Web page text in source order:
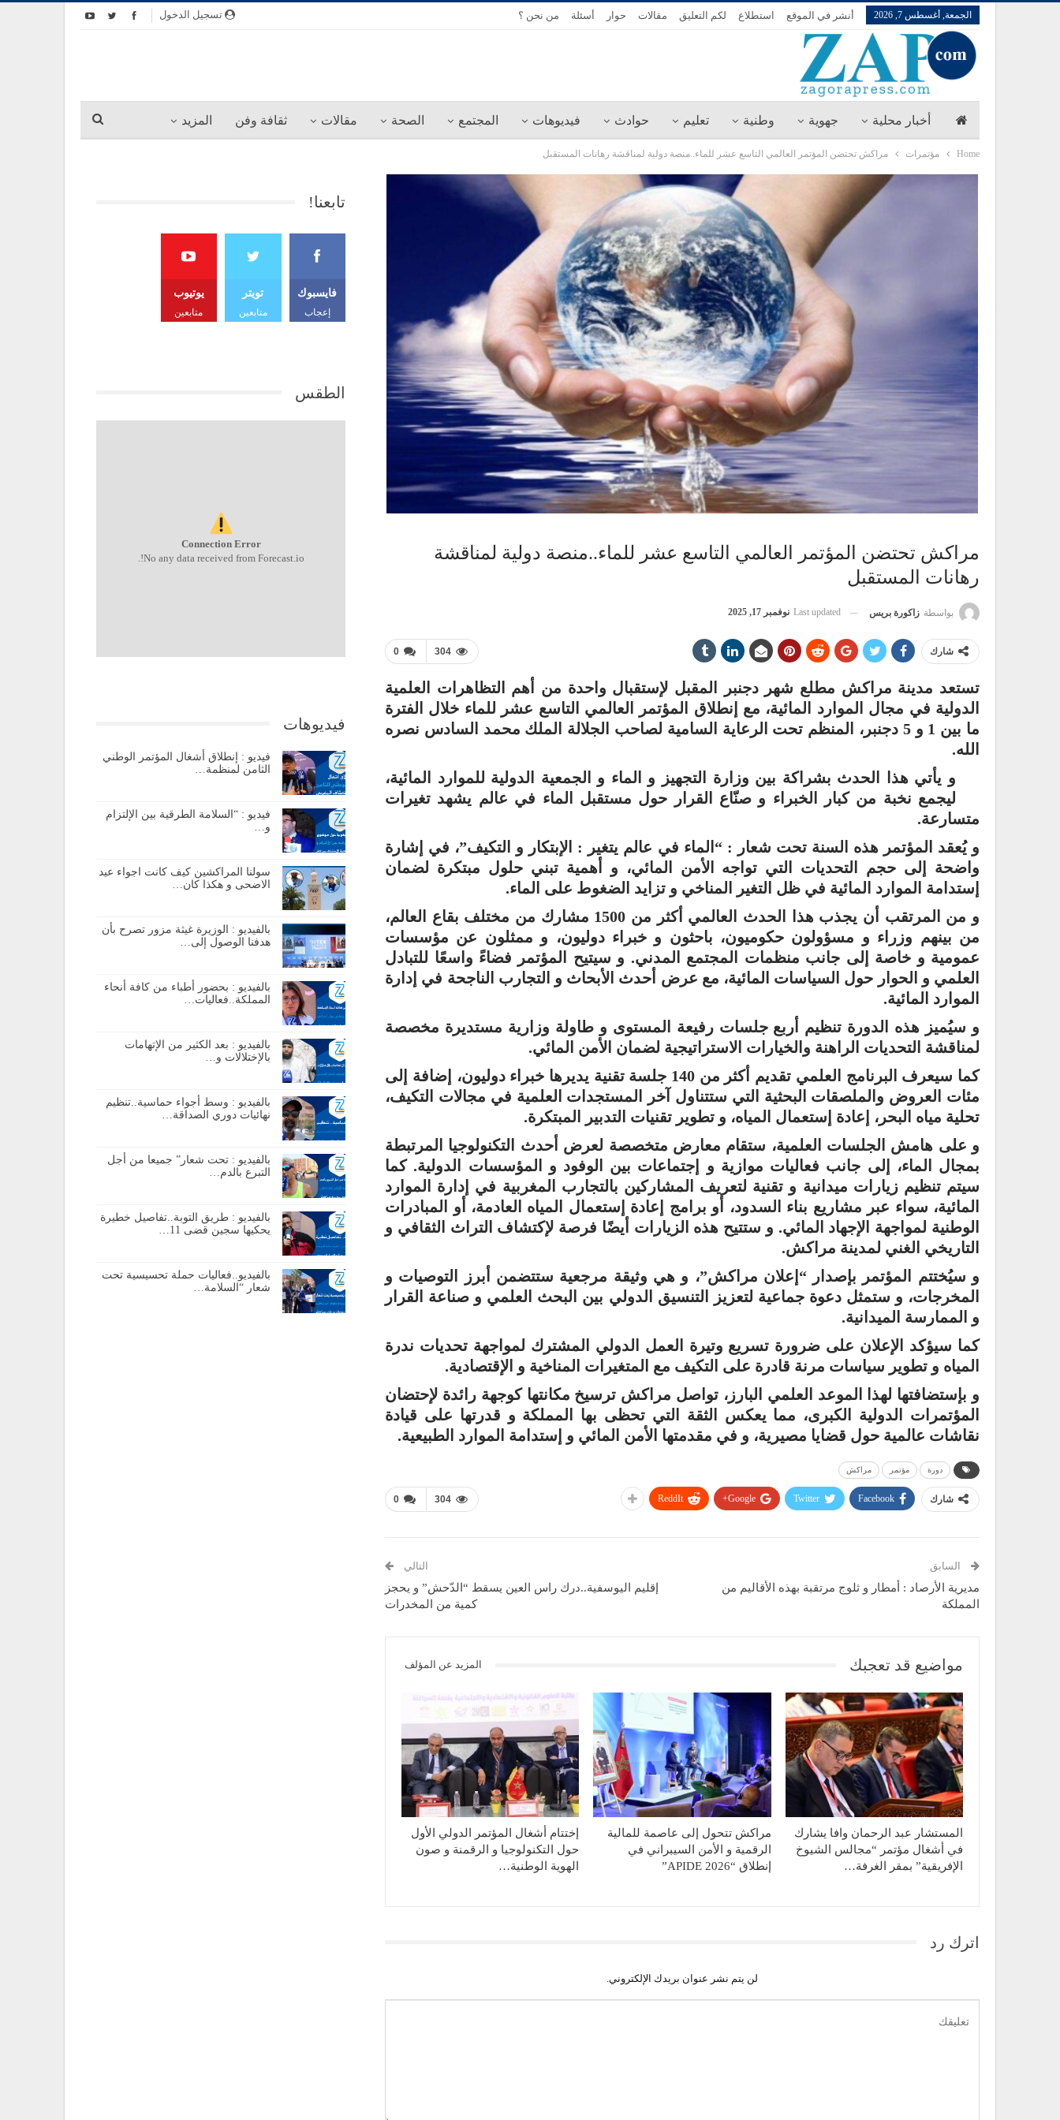
تسجيل الدخول الجمعة, أغسطس 7, 2026 أنشر في الموقع استطلاع لكم التعليق مقالات حوار أسئلة من نحن ؟
أخبار محلية جهوية وطنية تعليم حوادث فيديوهات المجتمع الصحة مقالات ثقافة وفن المزيد
Home مؤتمرات مراكش تحتضن المؤتمر العالمي التاسع عشر للماء..منصة دولية لمناقشة رهانات المستقبل
مراكش تحتضن المؤتمر العالمي التاسع عشر للماء..منصة دولية لمناقشة
رهانات المستقبل
بواسطة زاكورة بريس Last updated نوفمبر 17, 2025
0 304 شارك
تستعد مدينة مراكش مطلع شهر دجنبر المقبل لإستقبال واحدة من أهم التظاهرات العلمية
الدولية في مجال الموارد المائية، مع إنطلاق المؤتمر العالمي التاسع عشر للماء خلال الفترة
ما بين 1 و 5 دجنبر، المنظم تحت الرعاية السامية لصاحب الجلالة الملك محمد السادس نصره
الله.
و يأتي هذا الحدث بشراكة بين وزارة التجهيز و الماء و الجمعية الدولية للموارد المائية،
ليجمع نخبة من كبار الخبراء و صنّاع القرار حول مستقبل الماء في عالم يشهد تغيرات
متسارعة.
و يُعقد المؤتمر هذه السنة تحت شعار : “الماء في عالم يتغير : الإبتكار و التكيف”، في إشارة
واضحة إلى حجم التحديات التي تواجه الأمن المائي، و أهمية تبني حلول مبتكرة لضمان
إستدامة الموارد المائية في ظل التغير المناخي و تزايد الضغوط على الماء.
و من المرتقب أن يجذب هذا الحدث العالمي أكثر من 1500 مشارك من مختلف بقاع العالم،
من بينهم وزراء و مسؤولون حكوميون، باحثون و خبراء دوليون، و ممثلون عن مؤسسات
عمومية و خاصة إلى جانب منظمات المجتمع المدني. و سيتيح المؤتمر فضاءً واسعًا للتبادل
العلمي و الحوار حول السياسات المائية، مع عرض أحدث الأبحاث و التجارب الناجحة في إدارة
الموارد المائية.
و سيُميز هذه الدورة تنظيم أربع جلسات رفيعة المستوى و طاولة وزارية مستديرة مخصصة
لمناقشة التحديات الراهنة والخيارات الاستراتيجية لضمان الأمن المائي.
كما سيعرف البرنامج العلمي تقديم أكثر من 140 جلسة تقنية يديرها خبراء دوليون، إضافة إلى
مئات العروض والملصقات البحثية التي ستتناول آخر المستجدات العلمية في مجالات التكيف،
تحلية مياه البحر، إعادة إستعمال المياه، و تطوير تقنيات التدبير المبتكرة.
و على هامش الجلسات العلمية، ستقام معارض متخصصة لعرض أحدث التكنولوجيا المرتبطة
بمجال الماء، إلى جانب فعاليات موازية و إجتماعات بين الوفود و المؤسسات الدولية. كما
سيتم تنظيم زيارات ميدانية و تقنية لتعريف المشاركين بالتجارب المغربية في إدارة الموارد
المائية، سواء عبر مشاريع بناء السدود، أو برامج إعادة إستعمال المياه العادمة، أو المبادرات
الوطنية لمواجهة الإجهاد المائي. و ستتيح هذه الزيارات أيضًا فرصة لإكتشاف التراث الثقافي و
التاريخي الغني لمدينة مراكش.
و سيُختتم المؤتمر بإصدار “إعلان مراكش”، و هي وثيقة مرجعية ستتضمن أبرز التوصيات و
المخرجات، و ستمثل دعوة جماعية لتعزيز التنسيق الدولي بين البحث العلمي و صناعة القرار
و الممارسة الميدانية.
كما سيؤكد الإعلان على ضرورة تسريع وتيرة العمل الدولي المشترك لمواجهة تحديات ندرة
المياه و تطوير سياسات مرنة قادرة على التكيف مع المتغيرات المناخية و الإقتصادية.
و بإستضافتها لهذا الموعد العلمي البارز، تواصل مراكش ترسيخ مكانتها كوجهة رائدة لإحتضان
المؤتمرات الدولية الكبرى، مما يعكس الثقة التي تحظى بها المملكة و قدرتها على قيادة
نقاشات عالمية حول قضايا مصيرية، و في مقدمتها الأمن المائي و إستدامة الموارد الطبيعية.
دورة مؤتمر مراكش
0 304 شارك Facebook
Twitter
Google+
ReddIt
السابق
مديرية الأرصاد : أمطار و ثلوج مرتقبة بهذه الأقاليم من
المملكة
التالي
إقليم اليوسفية..درك راس العين يسقط “الدّحش” و يحجز
كمية من المخدرات
مواضيع قد تعجبك المزيد عن المؤلف
المستشار عبد الرحمان وافا يشارك
في أشغال مؤتمر “مجالس الشيوخ
الإفريقية” بمقر الغرفة…
مراكش تتحول إلى عاصمة للمالية
الرقمية و الأمن السيبراني في
إنطلاق “APIDE 2026”
إختتام أشغال المؤتمر الدولي الأول
حول التكنولوجيا و الرقمنة و صون
الهوية الوطنية…
اترك رد
لن يتم نشر عنوان بريدك الإلكتروني.
تابعنا!
فايسبوك
إعجاب
تويتر
متابعين
يوتيوب
متابعين
الطقس
Connection Error
No any data received from Forecast.io!.
فيديوهات
فيديو : إنطلاق أشغال المؤتمر الوطني
الثامن لمنظمة…
فيديو : “السلامة الطرقية بين الإلتزام
و…
سولنا المراكشين كيف كانت اجواء عيد
الاضحى و هكذا كان…
بالفيديو : الوزيرة غيثة مزور تصرح بأن
هدفنا الوصول إلى…
بالفيديو : بحضور أطباء من كافة أنحاء
المملكة..فعاليات…
بالفيديو : بعد الكثير من الإتهامات
بالإختلالات و…
بالفيديو : وسط أجواء حماسية..تنظيم
نهائيات دوري الصداقة…
بالفيديو : تحت شعار” جميعا من أجل
التبرع بالدم…
بالفيديو : طريق التوبة..تفاصيل خطيرة
يحكيها سجين قضى 11…
بالفيديو..فعاليات حملة تحسيسية تحت
شعار “السلامة…